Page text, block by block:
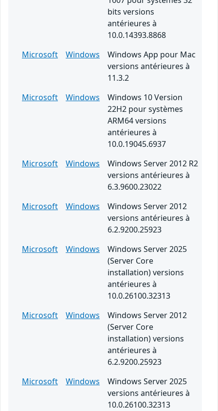
bits versions
antérieures à
10.0.14393.8868
Microsoft
Windows
Windows App pour Mac
versions antérieures à
11.3.2
Microsoft
Windows
Windows 10 Version
22H2 pour systèmes
ARM64 versions
antérieures à
10.0.19045.6937
Microsoft
Windows
Windows Server 2012 R2
versions antérieures à
6.3.9600.23022
Microsoft
Windows
Windows Server 2012
versions antérieures à
6.2.9200.25923
Microsoft
Windows
Windows Server 2025
(Server Core
installation) versions
antérieures à
10.0.26100.32313
Microsoft
Windows
Windows Server 2012
(Server Core
installation) versions
antérieures à
6.2.9200.25923
Microsoft
Windows
Windows Server 2025
versions antérieures à
10.0.26100.32313